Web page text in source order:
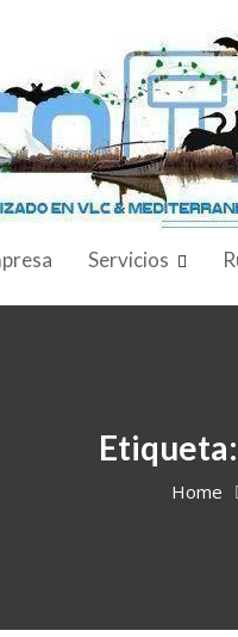
Servicios
Etiqueta:
Home